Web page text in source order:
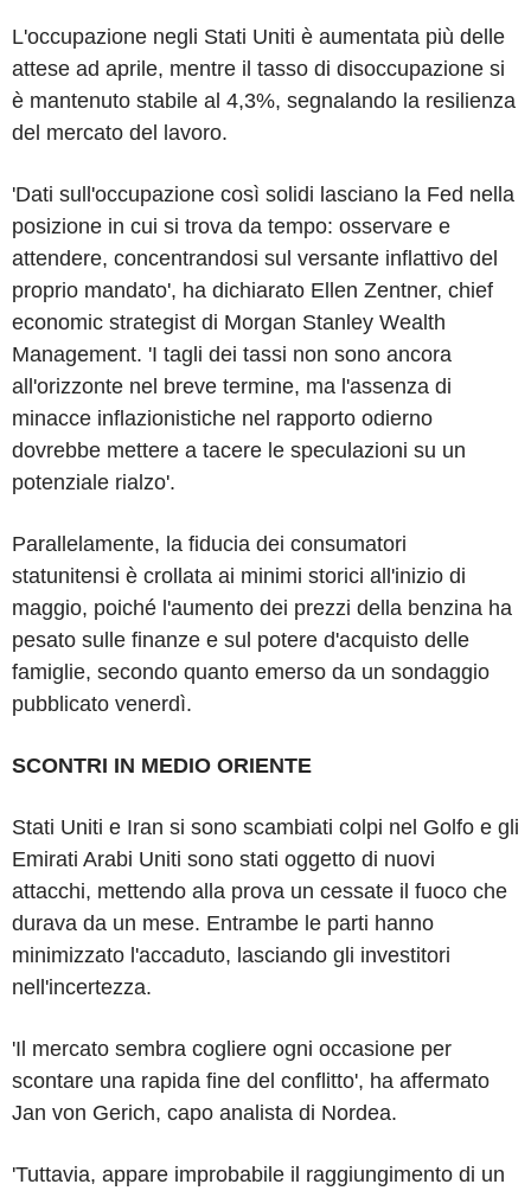
L'occupazione negli Stati Uniti è aumentata più delle
attese ad aprile, mentre il tasso di disoccupazione si
è mantenuto stabile al 4,3%, segnalando la resilienza
del mercato del lavoro.
'Dati sull'occupazione così solidi lasciano la Fed nella
posizione in cui si trova da tempo: osservare e
attendere, concentrandosi sul versante inflattivo del
proprio mandato', ha dichiarato Ellen Zentner, chief
economic strategist di Morgan Stanley Wealth
Management. 'I tagli dei tassi non sono ancora
all'orizzonte nel breve termine, ma l'assenza di
minacce inflazionistiche nel rapporto odierno
dovrebbe mettere a tacere le speculazioni su un
potenziale rialzo'.
Parallelamente, la fiducia dei consumatori
statunitensi è crollata ai minimi storici all'inizio di
maggio, poiché l'aumento dei prezzi della benzina ha
pesato sulle finanze e sul potere d'acquisto delle
famiglie, secondo quanto emerso da un sondaggio
pubblicato venerdì.
SCONTRI IN MEDIO ORIENTE
Stati Uniti e Iran si sono scambiati colpi nel Golfo e gli
Emirati Arabi Uniti sono stati oggetto di nuovi
attacchi, mettendo alla prova un cessate il fuoco che
durava da un mese. Entrambe le parti hanno
minimizzato l'accaduto, lasciando gli investitori
nell'incertezza.
'Il mercato sembra cogliere ogni occasione per
scontare una rapida fine del conflitto', ha affermato
Jan von Gerich, capo analista di Nordea.
'Tuttavia, appare improbabile il raggiungimento di un